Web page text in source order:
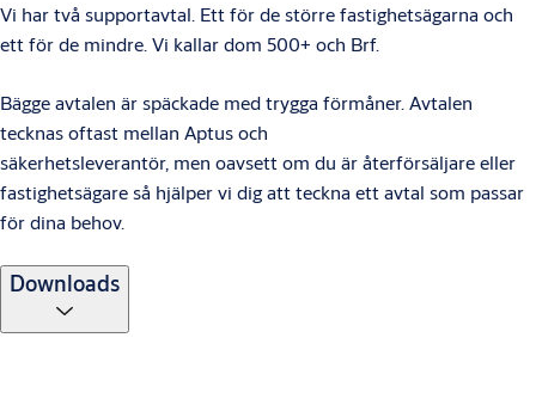
Vi har två supportavtal. Ett för de större fastighetsägarna och
ett för de mindre. Vi kallar dom 500+ och Brf.
Bägge avtalen är späckade med trygga förmåner. Avtalen
tecknas oftast mellan Aptus och
säkerhetsleverantör, men oavsett om du är återförsäljare eller
fastighetsägare så hjälper vi dig att teckna ett avtal som passar
för dina behov.
Downloads